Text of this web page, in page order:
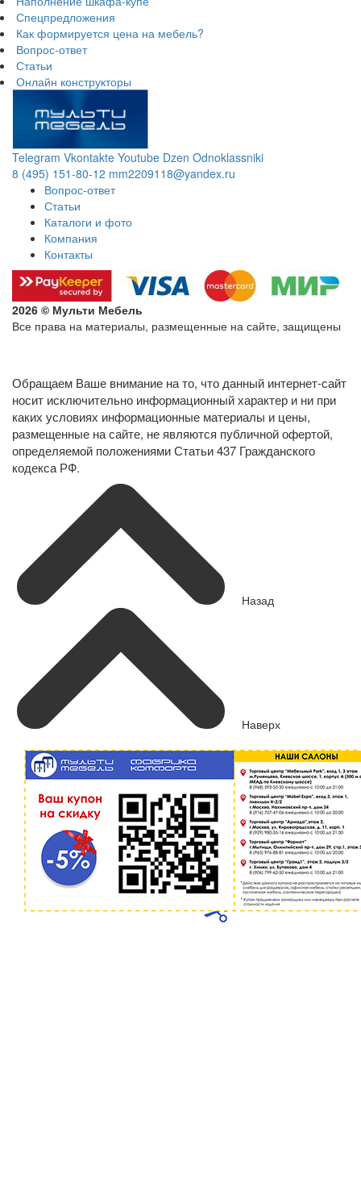
Спецпредложения
Как формируется цена на мебель?
Вопрос-ответ
Статьи
Онлайн конструкторы
Telegram Vkontakte Youtube Dzen Odnoklassniki
8 (495) 151-80-12 mm2209118@yandex.ru
Вопрос-ответ
Статьи
Каталоги и фото
Компания
Контакты
2026 © Мульти Мебель
Все права на материалы, размещенные на сайте, защищены
Обращаем Ваше внимание на то, что данный интернет-сайт
носит исключительно информационный характер и ни при
каких условиях информационные материалы и цены,
размещенные на сайте, не являются публичной офертой,
определяемой положениями Статьи 437 Гражданского
кодекса РФ.
Назад
Наверх